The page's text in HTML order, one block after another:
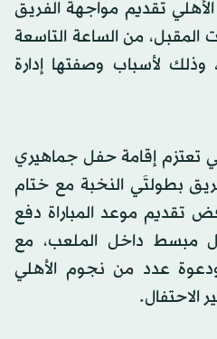
تقديم مواجهة الفريق
المقبل، من الساعة التاسعة
وذلك لأسباب وصفتها إدارة
تعتزم إقامة حفل جماهيري
بطولتَي النخبة مع ختام
تقديم موعد المباراة دفع
مبسط داخل الملعب، مع
عدد من نجوم الأهلي
الاحتفال.